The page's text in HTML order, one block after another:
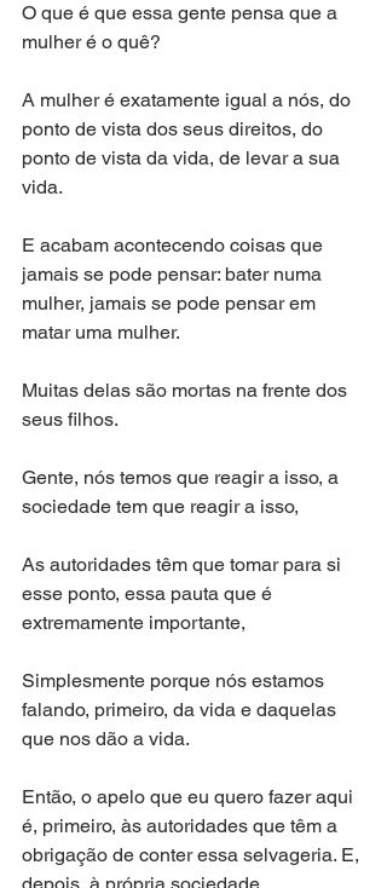
O que é que essa gente pensa que a
mulher é o quê?
A mulher é exatamente igual a nós, do
ponto de vista dos seus direitos, do
ponto de vista da vida, de levar a sua
vida.
E acabam acontecendo coisas que
jamais se pode pensar: bater numa
mulher, jamais se pode pensar em
matar uma mulher.
Muitas delas são mortas na frente dos
seus filhos.
Gente, nós temos que reagir a isso, a
sociedade tem que reagir a isso,
As autoridades têm que tomar para si
esse ponto, essa pauta que é
extremamente importante,
Simplesmente porque nós estamos
falando, primeiro, da vida e daquelas
que nos dão a vida.
Então, o apelo que eu quero fazer aqui
é, primeiro, às autoridades que têm a
obrigação de conter essa selvageria. E,